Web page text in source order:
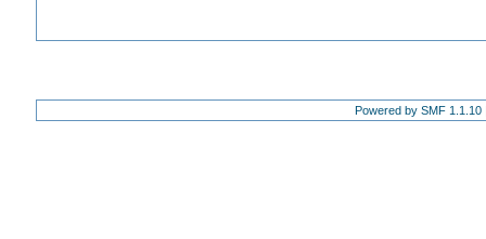
Powered by SMF 1.1.10